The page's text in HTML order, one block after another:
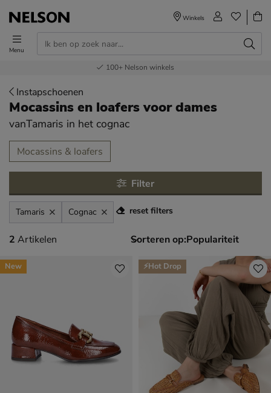
Menu
Winkels
Voor 23.00u besteld,volgende dag in huis
Gratisverzending en retour
Bestel nu,betaal later
100+ Nelson winkels
Instapschoenen
Mocassins en loafers voor dames
vanTamaris in het cognac
over
Mocassins & loafers
Filter
Tamaris Cognac reset filters
2 artikelen
2 Artikelen Sorteren op:
New ⚡Hot Drop